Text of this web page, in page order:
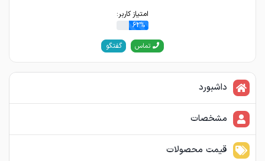
امتیاز کاربر:
62%
تماس گفتگو
داشبورد
مشخصات
قیمت محصولات